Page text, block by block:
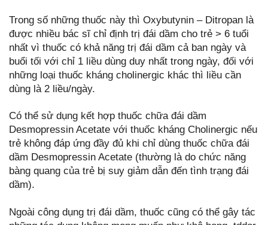
Trong số những thuốc này thì Oxybutynin – Ditropan là
được nhiều bác sĩ chỉ định trị đái dầm cho trẻ > 6 tuổi
nhất vì thuốc có khả năng trị đái dầm cả ban ngày và
buổi tối với chỉ 1 liều dùng duy nhất trong ngày, đối với
những loại thuốc kháng cholinergic khác thì liều cần
dùng là 2 liều/ngày.
Có thể sử dụng kết hợp thuốc chữa đái dầm
Desmopressin Acetate với thuốc kháng Cholinergic nếu
trẻ không đáp ứng đầy đủ khi chỉ dùng thuốc chữa đái
dầm Desmopressin Acetate (thường là do chức năng
bàng quang của trẻ bị suy giảm dẫn đến tình trạng đái
dầm).
Ngoài công dụng trị đái dầm, thuốc cũng có thể gây tác